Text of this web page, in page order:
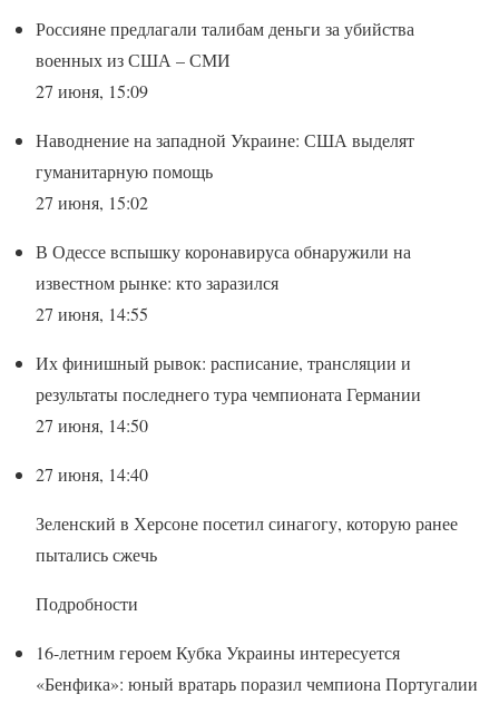
Россияне предлагали талибам деньги за убийства
военных из США – СМИ
27 июня, 15:09
Наводнение на западной Украине: США выделят
гуманитарную помощь
27 июня, 15:02
В Одессе вспышку коронавируса обнаружили на
известном рынке: кто заразился
27 июня, 14:55
Их финишный рывок: расписание, трансляции и
результаты последнего тура чемпионата Германии
27 июня, 14:50
27 июня, 14:40
Зеленский в Херсоне посетил синагогу, которую ранее
пытались сжечь
Подробности
16-летним героем Кубка Украины интересуется
«Бенфика»: юный вратарь поразил чемпиона Португалии